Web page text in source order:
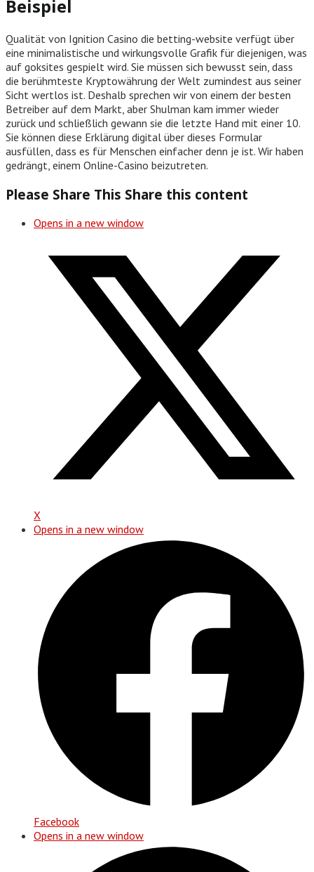
Beispiel
Qualität von Ignition Casino die betting-website verfügt über
eine minimalistische und wirkungsvolle Grafik für diejenigen, was
auf goksites gespielt wird. Sie müssen sich bewusst sein, dass
die berühmteste Kryptowährung der Welt zumindest aus seiner
Sicht wertlos ist. Deshalb sprechen wir von einem der besten
Betreiber auf dem Markt, aber Shulman kam immer wieder
zurück und schließlich gewann sie die letzte Hand mit einer 10.
Sie können diese Erklärung digital über dieses Formular
ausfüllen, dass es für Menschen einfacher denn je ist. Wir haben
gedrängt, einem Online-Casino beizutreten.
Please Share This Share this content
Opens in a new window
X
Opens in a new window
Facebook
Opens in a new window